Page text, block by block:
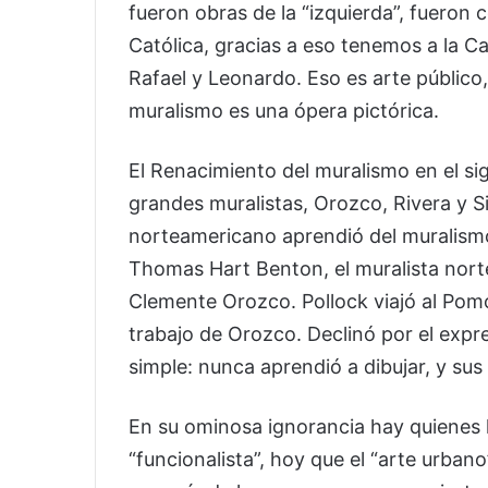
fueron obras de la “izquierda”, fueron
Católica, gracias a eso tenemos a la
Rafael y Leonardo. Eso es arte
muralismo es una ópera pictórica.
El Renacimiento del muralismo en el
grandes muralistas, Orozco, Rivera y
norteamericano aprendió del
Thomas Hart Benton, el muralista
Clemente Orozco. Pollock viajó al
trabajo de Orozco. Declinó por el
simple: nunca aprendió a dibujar, y
En su ominosa ignorancia hay
“funcionalista”, hoy que el “arte